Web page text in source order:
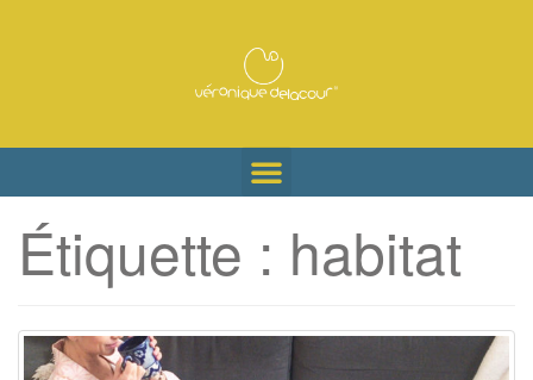
Étiquette : habitat